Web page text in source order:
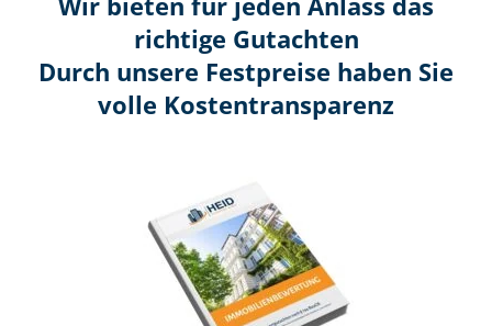
richtige Gutachten
Durch unsere Festpreise haben Sie
volle Kosten­transparenz